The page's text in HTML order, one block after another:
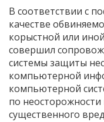
В соответствии с
качестве
корыстной или
совершил
системы защиты
компьютерной
компьютерной
по
существенного